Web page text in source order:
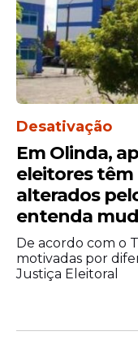
orientar as
registrar
Eleitoral
deficiência
sobre o
com
distribuir
17h, as
Desativação
Em Olinda,
eleitores têm
alterados
entenda
De acordo com o
motivadas por
Justiça Eleitoral